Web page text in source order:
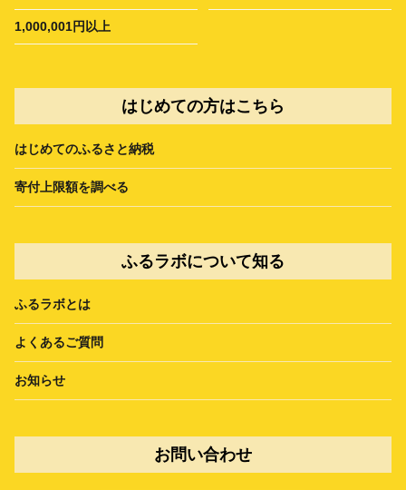
1,000,001円以上
はじめての方はこちら
はじめてのふるさと納税
寄付上限額を調べる
ふるラボについて知る
ふるラボとは
よくあるご質問
お知らせ
お問い合わせ